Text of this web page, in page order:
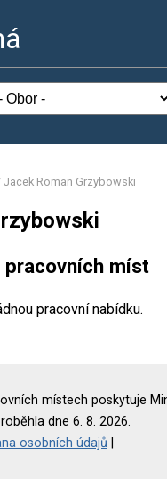
Jacek Roman Grzybowski
míst
pracovní nabídku.
místech poskytuje
dne 6. 8. 2026.
osobních údajů